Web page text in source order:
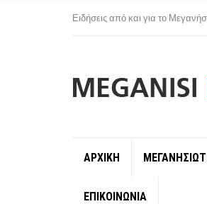
Ειδήσεις από και για το
ΑΡΧΙΚΗ
ΕΠΙΚΟΙΝΩΝΙΑ